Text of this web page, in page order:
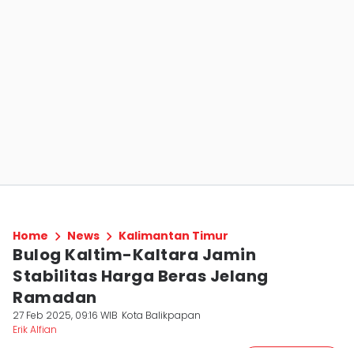
Home News Kalimantan Timur
Bulog Kaltim-Kaltara Jamin
Stabilitas Harga Beras Jelang
Ramadan
27 Feb 2025, 09:16 WIB Kota Balikpapan
Erik Alfian